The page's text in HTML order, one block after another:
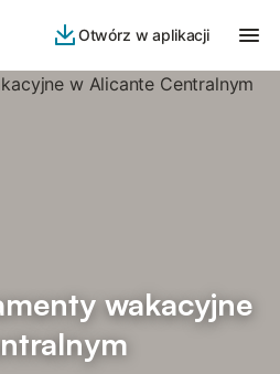
Otwórz w aplikacji
wakacyjne